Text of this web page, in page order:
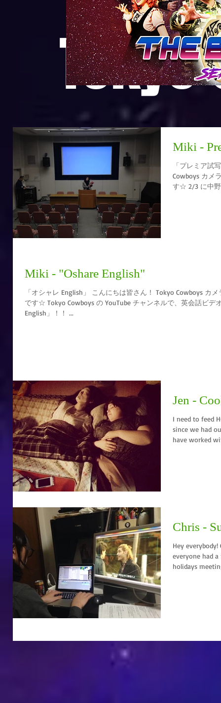
Tokyo
Miki -
「プレミア試写会」 こんにちは
Cowboys カメ
す☆ 2/3 に中野ゼロホールで、関係者の方々を招い
Miki - "Oshare English"
「オシャレ English」 こんにちは皆さん！ Tokyo Cowboys カメラマンのミキです！ 今日はお知らせ
です☆ Tokyo Cowboys の YouTube チャンネルで、英会話ビデオを始めました！ その名も「オシャレ
English」！！ ...
Jen -
I need to feed HOW
since we had
have worked
Chris -
Hey everybody! Chris here.
everyone had
holidays